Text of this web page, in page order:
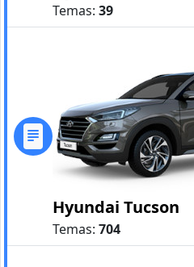
Temas: 39
Hyundai Tucson
Temas: 704